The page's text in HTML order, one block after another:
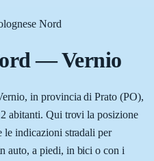
Nord
—Vernio
in provincia di Prato (PO),
abitanti. Qui trovi la posizione
le indicazioni stradali per
auto, a piedi, in bici o con i